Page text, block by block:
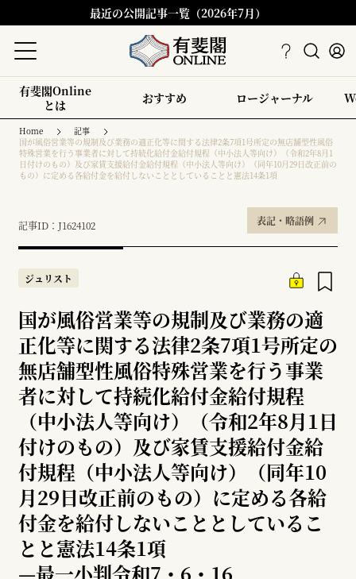
最近の公開記事一覧（2026年7月）
有斐閣Online
とは
おすすめ ロージャーナル
Home
記事
国が風俗営業等の規制及び業務の適正化等に関する法律2条7項1号所定の無店舗型性風俗
特殊営業を行う事業者に対して持続化給付金給付規程（中小法人等向け）（令和2年8月1
日付けのもの）及び家賃支援給付金給付規程（中小法人等向け）（同年10月29日改正前の
もの）に定める各給付金を給付しないこととしていることと憲法14条1項
記事ID：J1624102 表記・略語例
ジュリスト
国が風俗営業等の規制及び業務の適
正化等に関する法律2条7項1号所定の
無店舗型性風俗特殊営業を行う事業
者に対して持続化給付金給付規程
（中小法人等向け）（令和2年8月1日
付けのもの）及び家賃支援給付金給
付規程（中小法人等向け）（同年10
月29日改正前のもの）に定める各給
付金を給付しないこととしているこ
とと憲法14条1項
—最一小判令和7・6・16